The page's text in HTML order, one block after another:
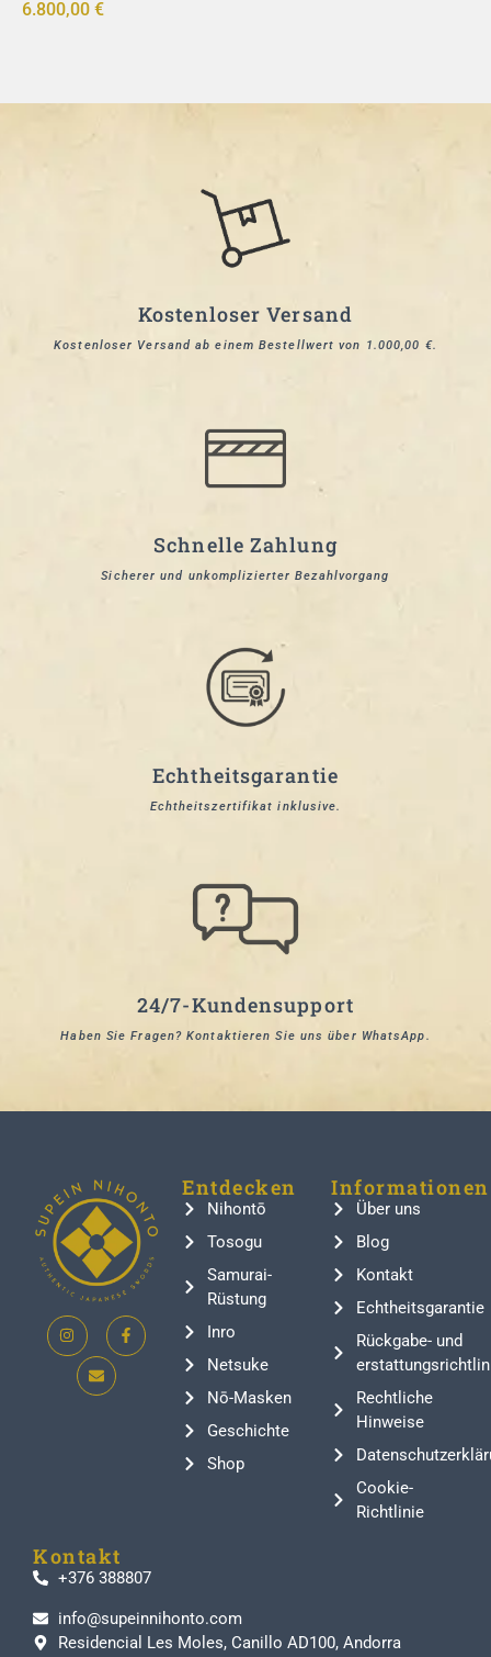
6.800,00 €
Kostenloser Versand
Kostenloser Versand ab einem Bestellwert von 1.000,00 €.
Schnelle Zahlung
Sicherer und unkomplizierter Bezahlvorgang
Echtheitsgarantie
Echtheitszertifikat inklusive.
24/7-Kundensupport
Haben Sie Fragen? Kontaktieren Sie uns über WhatsApp.
Entdecken
Nihontō
Tosogu
Samurai-
Rüstung
Inro
Netsuke
Nō-Masken
Geschichte
Shop
Informationen
Über uns
Blog
Kontakt
Echtheitsgarantie
Rückgabe- und
Rechtliche
Hinweise
Cookie-
Richtlinie
Kontakt
+376 388807
info@supeinnihonto.com
Residencial Les Moles, Canillo AD100, Andorra